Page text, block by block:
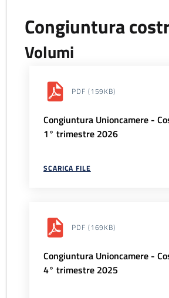
Congiuntura
Volumi
PDF (159KB)
Congiuntura Unioncamere -
1° trimestre 2026
SCARICA FILE
PDF (169KB)
Congiuntura Unioncamere -
4° trimestre 2025